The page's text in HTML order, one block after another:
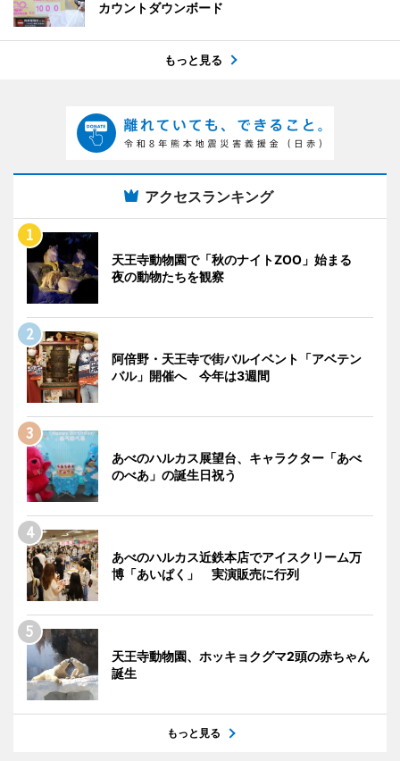
カウントダウンボード
もっと見る
アクセスランキング
天王寺動物園で「秋のナイトZOO」始まる
夜の動物たちを観察
阿倍野・天王寺で街バルイベント「アベテン
バル」開催へ 今年は3週間
あべのハルカス展望台、キャラクター「あべ
のべあ」の誕生日祝う
あべのハルカス近鉄本店でアイスクリーム万
博「あいぱく」 実演販売に行列
天王寺動物園、ホッキョクグマ2頭の赤ちゃん
誕生
もっと見る